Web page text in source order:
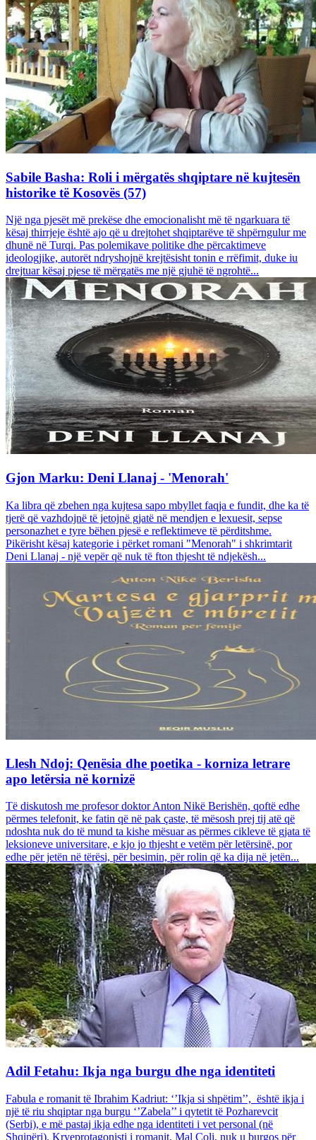
Sabile Basha: Roli i mërgatës shqiptare në kujtesën
historike të Kosovës (57)
Një nga pjesët më prekëse dhe emocionalisht më të ngarkuara të
kësaj thirrjeje është ajo që u drejtohet shqiptarëve të shpërngulur me
dhunë në Turqi. Pas polemikave politike dhe përcaktimeve
ideologjike, autorët ndryshojnë krejtësisht tonin e rrëfimit, duke iu
drejtuar kësaj pjese të mërgatës me një gjuhë të ngrohtë...
Gjon Marku: Deni Llanaj - 'Menorah'
Ka libra që zbehen nga kujtesa sapo mbyllet faqja e fundit, dhe ka të
tjerë që vazhdojnë të jetojnë gjatë në mendjen e lexuesit, sepse
personazhet e tyre bëhen pjesë e reflektimeve të përditshme.
Pikërisht kësaj kategorie i përket romani "Menorah" i shkrimtarit
Deni Llanaj - një vepër që nuk të fton thjesht të ndjekësh...
Llesh Ndoj: Qenësia dhe poetika - korniza letrare
apo letërsia në kornizë
Të diskutosh me profesor doktor Anton Nikë Berishën, qoftë edhe
përmes telefonit, ke fatin që në pak çaste, të mësosh prej tij atë që
ndoshta nuk do të mund ta kishe mësuar as përmes cikleve të gjata të
leksioneve universitare, e kjo jo thjesht e vetëm për letërsinë, por
edhe për jetën në tërësi, për besimin, për rolin që ka dija në jetën...
Adil Fetahu: Ikja nga burgu dhe nga identiteti
Fabula e romanit të Ibrahim Kadriut: ‘’Ikja si shpëtim’’, është ikja i
një të riu shqiptar nga burgu ‘’Zabela’’ i qytetit të Pozharevcit
(Serbi), e më pastaj ikja edhe nga identiteti i vet personal (në
Shqipëri). Kryeprotagonisti i romanit, Mal Coli, nuk u burgos për